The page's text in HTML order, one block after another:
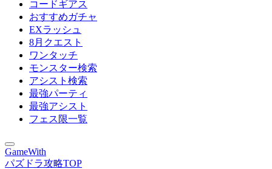
コードギアス
おすすめガチャ
EXラッシュ
8月クエスト
ワンタッチ
モンスター検索
アシスト検索
最強パーティ
最強アシスト
フェス限一覧
GameWith
パズドラ攻略TOP